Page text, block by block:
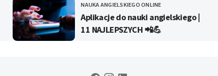
KATEGORIE
NAUKA ANGIELSKIEGO ONLINE
Aplikacje do nauki angielskiego |
11 NAJLEPSZYCH 📲💪